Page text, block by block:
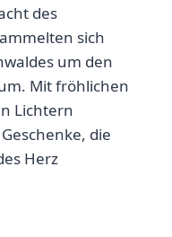
des
sich
um den
Mit fröhlichen
Lichtern
die
Herz